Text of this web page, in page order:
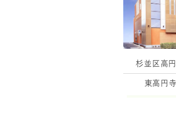
杉並区高
東高円